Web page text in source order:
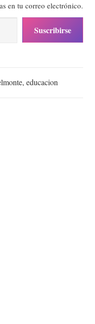
en tu correo electrónico.
Suscribirse
,educacion